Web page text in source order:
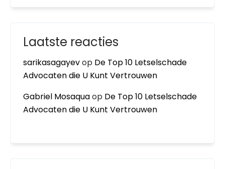
Laatste reacties
sarikasagayevop De Top 10 Letselschade
Advocaten die U Kunt Vertrouwen
Gabriel Mosaquaop De Top 10 Letselschade
Advocaten die U Kunt Vertrouwen